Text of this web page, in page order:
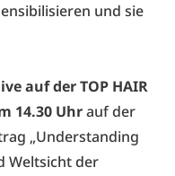
und sie
auf der TOP HAIR
14.30 Uhrauf der
„Understanding
Weltsicht der